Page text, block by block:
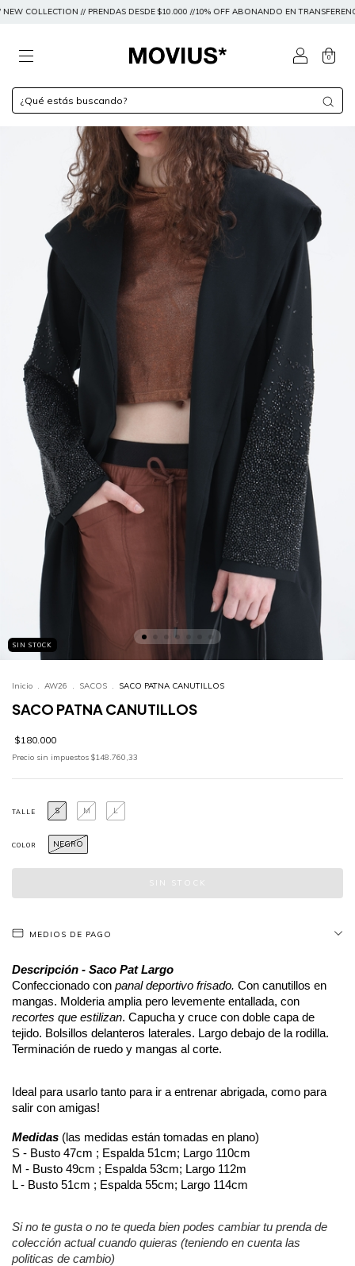
// PRENDAS DESDE $10.000 //10% OFF ABONANDO EN TRANSFERENCIA O
0
SIN STOCK
Inicio . AW26 . SACOS . SACO PATNA CANUTILLOS
SACO PATNA CANUTILLOS
$180.000
Precio sin impuestos $148.760,33
TALLE S M L
COLOR NEGRO
MEDIOS DE PAGO
Descripción - Saco Pat Largo
Confeccionado con panal deportivo frisado. Con canutillos en
mangas.
recortes que estilizan. Capucha y cruce con doble capa de
tejido. Bolsillos delanteros laterales. Largo debajo de la rodilla.
Terminación de ruedo y mangas al corte.
Ideal para usarlo tanto para ir a entrenar abrigada, como para
salir con amigas!
Medidas (las medidas están tomadas en plano)
S - Busto 47cm ; Espalda 51cm; Largo 110cm
M - Busto 49cm ; Espalda 53cm; Largo 112m
L - Busto 51cm ; Espalda 55cm; Largo 114cm
Si no te gusta o no te queda bien podes cambiar tu prenda de
colección actual cuando quieras (teniendo en cuenta las
politicas de cambio)